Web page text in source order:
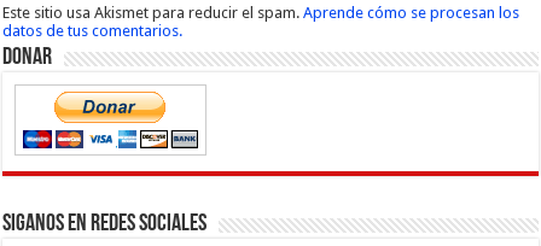
Este sitio usa Akismet para reducir el spam.Aprende cómo se procesan los
datos de tus comentarios.
Donar
Siganos en Redes Sociales